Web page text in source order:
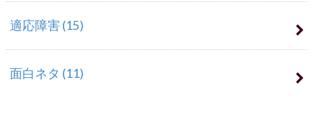
適応障害 (15)
面白ネタ (11)